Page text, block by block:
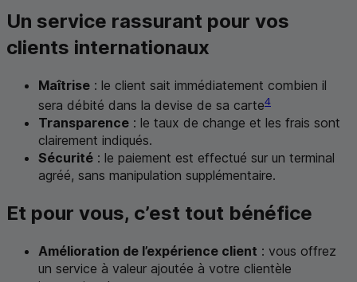
Un service rassurant pour vos
clients internationaux
Maîtrise : le client sait immédiatement combien il
sera débité dans la devise de sa carte4
Transparence : le taux de change et les frais sont
clairement indiqués.
Sécurité : le paiement est effectué sur un terminal
agréé, sans manipulation supplémentaire.
Et pour vous, c’est tout bénéfice
Amélioration de l’expérience client : vous offrez
un service à valeur ajoutée à votre clientèle